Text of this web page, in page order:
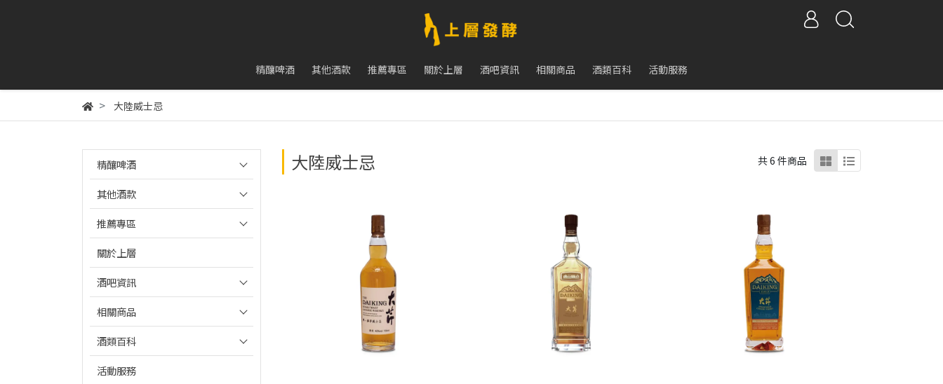
精釀啤酒 其他酒款 推薦專區 關於上層 酒吧資訊 相關商品 酒類百科 活動服務
大陸威士忌
精釀啤酒
其他酒款
推薦專區
關於上層
酒吧資訊
相關商品
酒類百科
活動服務
大陸威士忌 共 6 件商品